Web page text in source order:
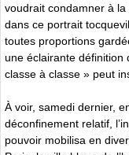
voudrait condamner à la
dans ce portrait
toutes proportions
une éclairante définition
classe à classe » peut
À voir, samedi dernier,
déconfinement relatif,
pouvoir mobilisa en